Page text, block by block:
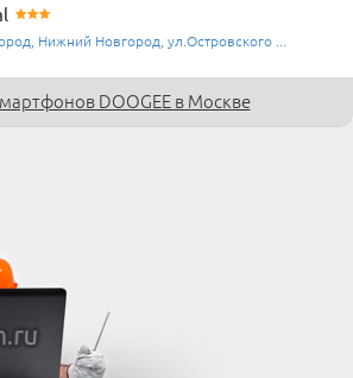
Нижний Новгород, ул.Островского ...
DOOGEE в Москве